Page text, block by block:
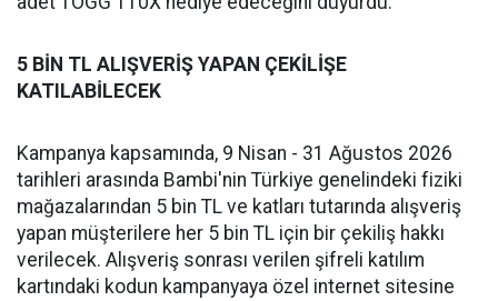
5 BİN TL ALIŞVERİŞ YAPAN ÇEKİLİŞE
KATILABİLECEK
Kampanya kapsamında, 9 Nisan - 31 Ağustos 2026
tarihleri arasında Bambi'nin Türkiye genelindeki fiziki
mağazalarından 5 bin TL ve katları tutarında alışveriş
yapan müşterilere her 5 bin TL için bir çekiliş hakkı
verilecek. Alışveriş sonrası verilen şifreli katılım
kartındaki kodun kampanyaya özel internet sitesine